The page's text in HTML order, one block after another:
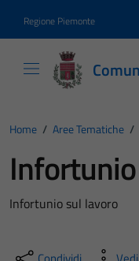
Regione Piemonte
Home / Aree Tematiche /
Infortunio sul lavoro